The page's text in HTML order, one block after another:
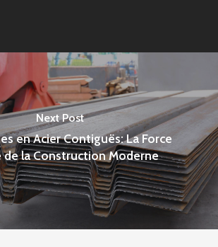
Next Post
en Acier Contiguës: La Force
de la Construction Moderne